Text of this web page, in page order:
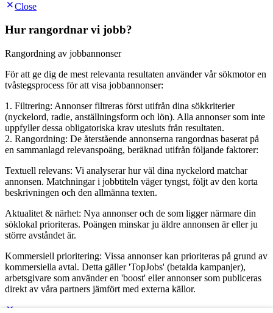
Close
Hur rangordnar vi jobb?
Rangordning av jobbannonser
För att ge dig de mest relevanta resultaten använder vår sökmotor en
tvåstegsprocess för att visa jobbannonser:
1. Filtrering: Annonser filtreras först utifrån dina sökkriterier
(nyckelord, radie, anställningsform och lön). Alla annonser som inte
uppfyller dessa obligatoriska krav utesluts från resultaten.
2. Rangordning: De återstående annonserna rangordnas baserat på
en sammanlagd relevanspoäng, beräknad utifrån följande faktorer:
Textuell relevans: Vi analyserar hur väl dina nyckelord matchar
annonsen. Matchningar i jobbtiteln väger tyngst, följt av den korta
beskrivningen och den allmänna texten.
Aktualitet & närhet: Nya annonser och de som ligger närmare din
söklokal prioriteras. Poängen minskar ju äldre annonsen är eller ju
större avståndet är.
Kommersiell prioritering: Vissa annonser kan prioriteras på grund av
kommersiella avtal. Detta gäller 'TopJobs' (betalda kampanjer),
arbetsgivare som använder en 'boost' eller annonser som publiceras
direkt av våra partners jämfört med externa källor.